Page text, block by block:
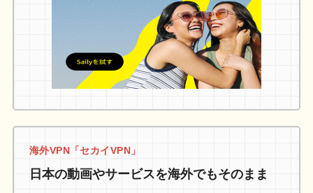
海外VPN「セカイVPN」
日本の動画やサービスを海外でもそのまま